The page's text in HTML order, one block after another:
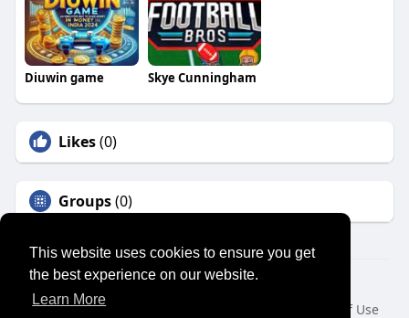
This website uses cookies to ensure you get
the best experience on our website.
Learn More
Diuwin game Skye Cunningham
Likes(0)
Groups(0)
© 2026 SENSUAL MARKET PLACE
Home
About Terms of Use